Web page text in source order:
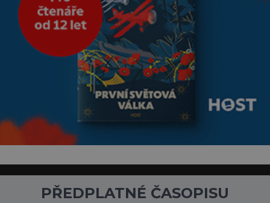
PŘEDPLATNÉ ČASOPISU